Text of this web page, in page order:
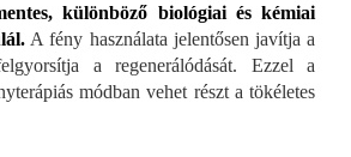
különböző biológiai és kémiai
A fény használata jelentősen javítja a
a regenerálódását. Ezzel a
módban vehet részt a tökéletes